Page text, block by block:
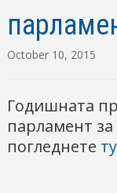
October 10, 2015
Годишната
парламент
погледнете